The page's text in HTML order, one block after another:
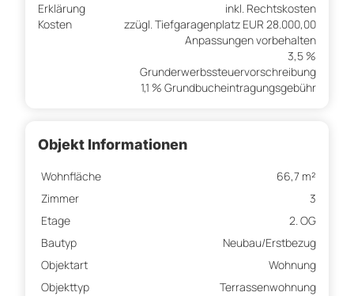
Erklärung
Kosten
inkl. Rechtskosten
zzügl. Tiefgaragenplatz EUR 28.000,00
Anpassungen vorbehalten
3,5 %
Grunderwerbssteuervorschreibung
1,1 % Grundbucheintragungsgebühr
Objekt Informationen
Wohnfläche
66,7 m²
Zimmer
3
Etage
2. OG
Bautyp
Neubau/Erstbezug
Objektart
Wohnung
Objekttyp
Terrassenwohnung